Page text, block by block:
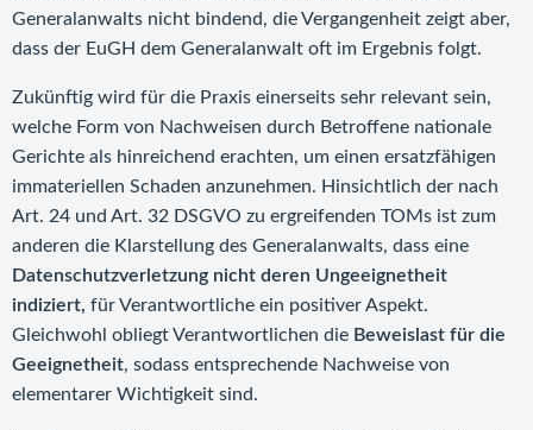
Generalanwalts nicht bindend, die Vergangenheit zeigt aber,
dass der EuGH dem Generalanwalt oft im Ergebnis folgt.
Zukünftig wird für die Praxis einerseits sehr relevant sein,
welche Form von Nachweisen durch Betroffene nationale
Gerichte als hinreichend erachten, um einen ersatzfähigen
immateriellen Schaden anzunehmen. Hinsichtlich der nach
Art. 24 und Art. 32 DSGVO zu ergreifenden TOMs ist zum
anderen die Klarstellung des Generalanwalts, dass eine
Datenschutzverletzung nicht deren Ungeeignetheit
indiziert, für Verantwortliche ein positiver Aspekt.
Gleichwohl obliegt Verantwortlichen die Beweislast für die
Geeignetheit, sodass entsprechende Nachweise von
elementarer Wichtigkeit sind.